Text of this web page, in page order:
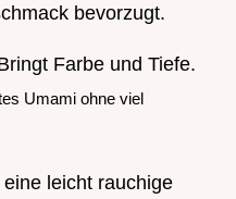
bevorzugt.
Farbe und Tiefe.
Umami ohne viel
leicht rauchige